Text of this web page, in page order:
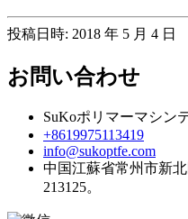
投稿日時: 2018 年 5 月 4 日
お問い合わせ
SuKoポリマーマシン
+8619975113419
info@sukoptfe.com
中国江蘇省常州市新
213125。